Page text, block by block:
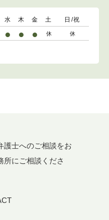
水 木 金 土 日/祝
● ● ● 休 休
護士へのご相談をお
所にご相談くださ